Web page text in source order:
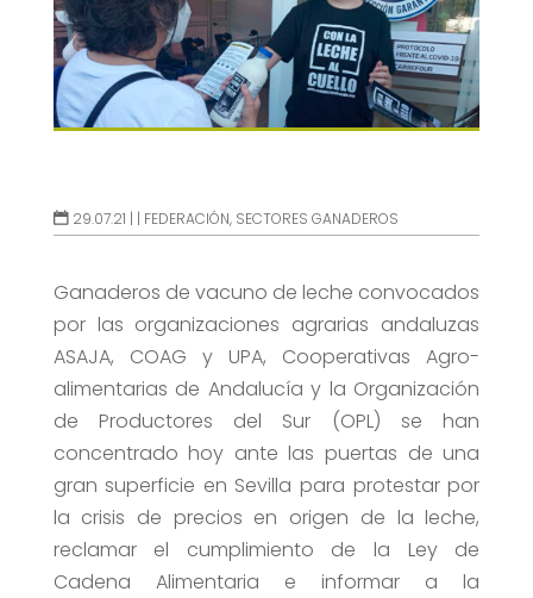
29.07.21 | | FEDERACIÓN, SECTORES GANADEROS
Ganaderos de vacuno de leche convocados
por las organizaciones agrarias andaluzas
ASAJA, COAG y UPA, Cooperativas Agro-
alimentarias de Andalucía y la Organización
de Productores del Sur (OPL) se han
concentrado hoy ante las puertas de una
gran superficie en Sevilla para protestar por
la crisis de precios en origen de la leche,
reclamar el cumplimiento de la Ley de
Cadena Alimentaria e informar a la